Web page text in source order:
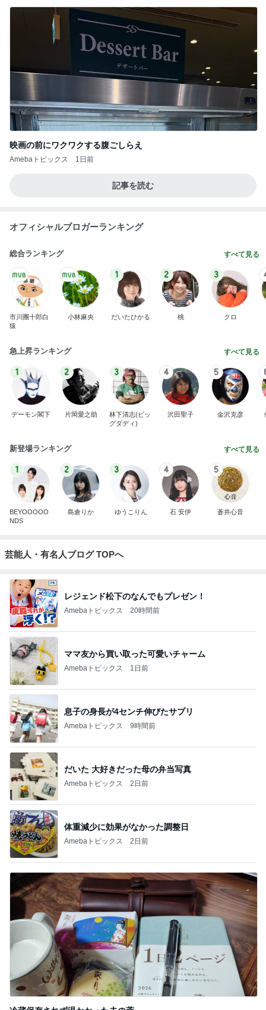
映画の前にワクワクする腹ごしらえ
Amebaトピックス 1日前
記事を読む
オフィシャルブロガーランキング
総合ランキング すべて見る
市川團十郎白
猿
小林麻央
1
だいたひかる
2
桃
3
クロ
急上昇ランキング すべて見る
1
デーモン閣下
2
片岡愛之助
3
林下清志(ビッ
グダディ)
4
沢田聖子
5
金沢克彦
新登場ランキング すべて見る
1
BEYOOOOO
NDS
2
島倉りか
3
ゆうこりん
4
石 安伊
5
蒼井心音
芸能人・有名人ブログ TOPへ
レジェンド松下のなんでもプレゼン！
Amebaトピックス 20時間前
ママ友から買い取った可愛いチャーム
Amebaトピックス 1日前
息子の身長が4センチ伸びたサプリ
Amebaトピックス 9時間前
だいた 大好きだった母の弁当写真
Amebaトピックス 2日前
体重減少に効果がなかった調整日
Amebaトピックス 2日前